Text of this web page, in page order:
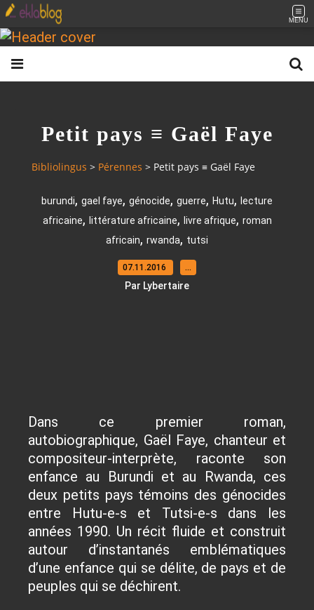
MENU
Petit pays ≡ Gaël Faye
Bibliolingus > Pérennes > Petit pays ≡ Gaël Faye
burundi, gael faye, génocide, guerre, Hutu, lecture
africaine, littérature africaine, livre afrique, roman
africain, rwanda, tutsi
07.11.2016 …
Par Lybertaire
Dans ce premier roman,
autobiographique, Gaël Faye, chanteur et
compositeur-interprète, raconte son
enfance au Burundi et au Rwanda, ces
deux petits pays témoins des génocides
entre Hutu-e-s et Tutsi-e-s dans les
années 1990. Un récit fluide et construit
autour d’instantanés emblématiques
d’une enfance qui se délite, de pays et de
peuples qui se déchirent.